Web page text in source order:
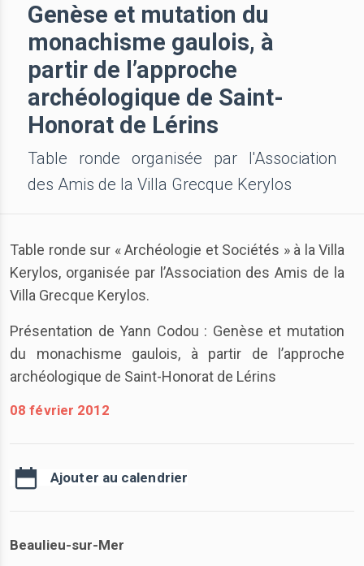
Genèse et mutation du
monachisme gaulois, à
partir de l’approche
archéologique de Saint-
Honorat de Lérins
Table ronde organisée par l'Association
des Amis de la Villa Grecque Kerylos
Table ronde sur « Archéologie et Sociétés » à la Villa
Kerylos, organisée par l’Association des Amis de la
Villa Grecque Kerylos.
Présentation de Yann Codou : Genèse et mutation
du monachisme gaulois, à partir de l’approche
archéologique de Saint-Honorat de Lérins
08 février 2012
Ajouter au calendrier
Beaulieu-sur-Mer